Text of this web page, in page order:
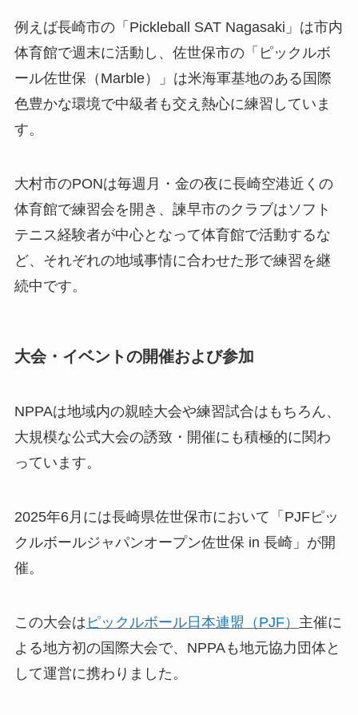
例えば長崎市の「Pickleball SAT Nagasaki」は市内
体育館で週末に活動し、佐世保市の「ピックルボ
ール佐世保（Marble）」は米海軍基地のある国際
色豊かな環境で中級者も交え熱心に練習していま
す。
大村市のPONは毎週月・金の夜に長崎空港近くの
体育館で練習会を開き、諫早市のクラブはソフト
テニス経験者が中心となって体育館で活動するな
ど、それぞれの地域事情に合わせた形で練習を継
続中です。
大会・イベントの開催および参加
NPPAは地域内の親睦大会や練習試合はもちろん、
大規模な公式大会の誘致・開催にも積極的に関わ
っています。
2025年6月には長崎県佐世保市において「PJFピッ
クルボールジャパンオープン佐世保 in 長崎」が開
催。
この大会は ピックルボール日本連盟（PJF） 主催に
よる地方初の国際大会で、NPPAも地元協力団体と
して運営に携わりました。